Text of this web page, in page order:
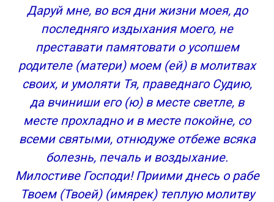
Даруй мне, во вся дни жизни моея, до
последняго издыхания моего, не
преставати памятовати о усопшем
родителе (матери) моем (ей) в молитвах
своих, и умоляти Тя, праведнаго Судию,
да вчиниши его (ю) в месте светле, в
месте прохладно и в месте покойне, со
всеми святыми, отнюдуже отбеже всяка
болезнь, печаль и воздыхание.
Милостиве Господи! Приими днесь о рабе
Твоем (Твоей) (имярек) теплую молитву